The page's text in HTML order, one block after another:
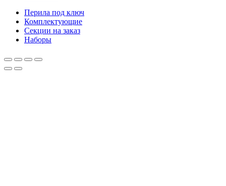
Перила под ключ
Комплектующие
Секции на заказ
Наборы